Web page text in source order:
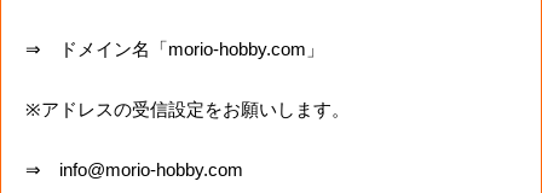
⇒ ドメイン名「morio-hobby.com」
※アドレスの受信設定をお願いします。
⇒ info@morio-hobby.com